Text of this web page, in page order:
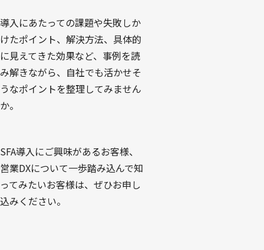
導入にあたっての課題や失敗しか
けたポイント、解決方法、具体的
に見えてきた効果など、事例を読
み解きながら、自社でも活かせそ
うなポイントを整理してみません
か。
SFA導入にご興味があるお客様、
営業DXについて一歩踏み込んで知
ってみたいお客様は、ぜひお申し
込みください。